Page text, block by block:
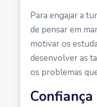
Para engajar a
de pensar em
motivar os
desenvolver as
os problemas
Confiança